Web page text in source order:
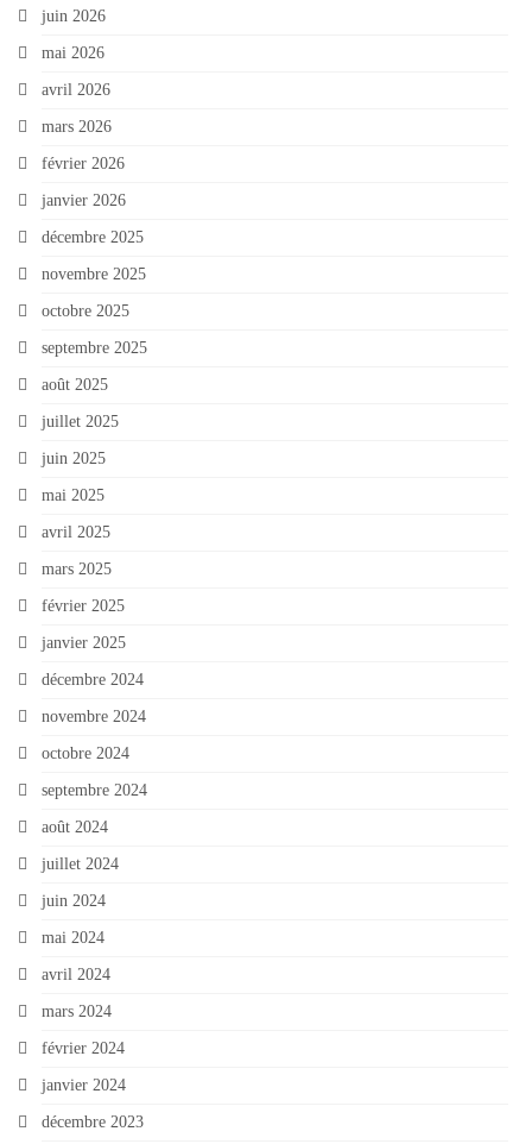
juin 2026
mai 2026
avril 2026
mars 2026
février 2026
janvier 2026
décembre 2025
novembre 2025
octobre 2025
septembre 2025
août 2025
juillet 2025
juin 2025
mai 2025
avril 2025
mars 2025
février 2025
janvier 2025
décembre 2024
novembre 2024
octobre 2024
septembre 2024
août 2024
juillet 2024
juin 2024
mai 2024
avril 2024
mars 2024
février 2024
janvier 2024
décembre 2023